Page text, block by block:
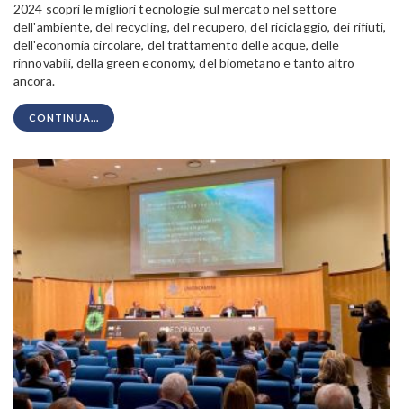
2024 scopri le migliori tecnologie sul mercato nel settore
dell'ambiente, del recycling, del recupero, del riciclaggio, dei rifiuti,
dell'economia circolare, del trattamento delle acque, delle
rinnovabili, della green economy, del biometano e tanto altro
ancora.
CONTINUA...